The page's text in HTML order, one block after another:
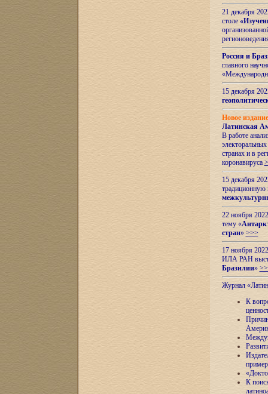
21 декабря
столе
Россия и
главного
15 декабря
Новое
Латинская
В работе
странах и в
коронавируса
15 декабря
22 ноября
тему «
стран» >>>
17 ноября
ИЛА РАН
Бразилии»
Журнал
К
К